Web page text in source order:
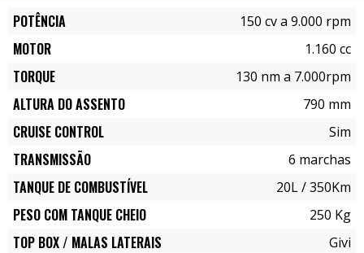
POTÊNCIA 150 cv a 9.000 rpm
MOTOR 1.160 cc
TORQUE 130 nm a 7.000rpm
ALTURA DO ASSENTO 790 mm
CRUISE CONTROL Sim
TRANSMISSÃO 6 marchas
TANQUE DE COMBUSTÍVEL 20L / 350Km
PESO COM TANQUE CHEIO 250 Kg
TOP BOX / MALAS LATERAIS Givi